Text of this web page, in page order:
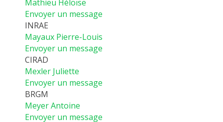
Mathieu Héloïse
Envoyer un message
INRAE
Mayaux Pierre-Louis
Envoyer un message
CIRAD
Mexler Juliette
Envoyer un message
BRGM
Meyer Antoine
Envoyer un message